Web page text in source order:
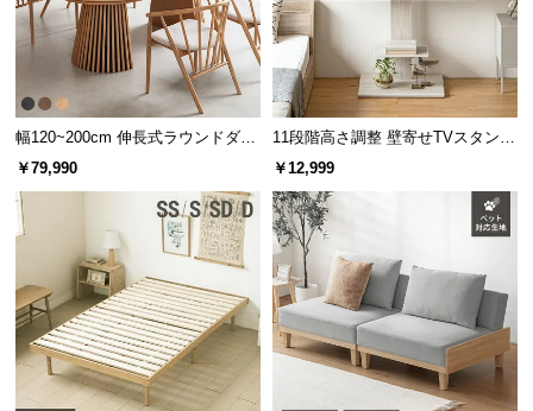
幅120~200cm 伸長式ラウンドダイ
ニングテーブル 6人掛け 天然木突
板 美しい格子デザイン
￥79,990
11段階高さ調整 壁寄せTVスタンド
キャスター付き 上下左右角度調節
￥12,999